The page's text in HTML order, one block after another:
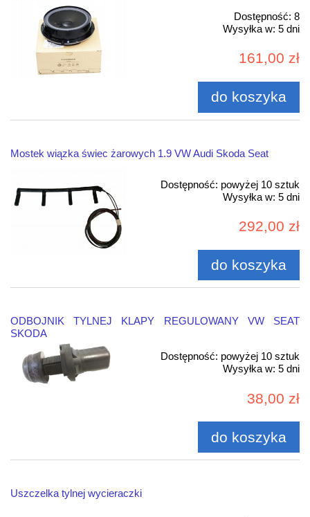
Dostępność: 8
Wysyłka w: 5 dni
161,00 zł
do koszyka
Mostek wiązka świec żarowych 1.9 VW Audi Skoda Seat
Dostępność: powyżej 10 sztuk
Wysyłka w: 5 dni
292,00 zł
do koszyka
ODBOJNIK TYLNEJ KLAPY REGULOWANY VW SEAT
SKODA
Dostępność: powyżej 10 sztuk
Wysyłka w: 5 dni
38,00 zł
do koszyka
Uszczelka tylnej wycieraczki